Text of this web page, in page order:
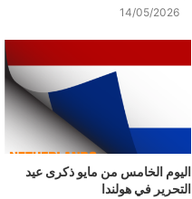
14/05/2026
اليوم الخامس من مايو ذكرى عيد
التحرير في هولندا